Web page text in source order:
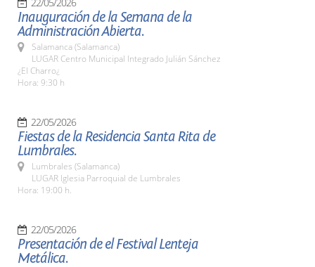
Inauguración de la Semana de la
Administración Abierta.
Salamanca (Salamanca)
LUGAR Centro Municipal Integrado Julián Sánchez
¿El Charro¿
Hora: 9:30 h
22/05/2026
Fiestas de la Residencia Santa Rita de
Lumbrales.
Lumbrales (Salamanca)
LUGAR Iglesia Parroquial de Lumbrales
Hora: 19:00 h.
22/05/2026
Presentación de el Festival Lenteja
Metálica.